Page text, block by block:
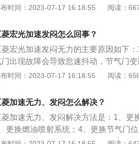
如果是带有涡轮增压器的车辆，其
大机械磨损，降低发动机动力，导致发
决办法：更换火花塞。2、进气系统问
题，如果依旧不行，只能更换节气门
有问题，例如喷油嘴雾化不好、喷油
。
时间：2023-07-17 16:18:55 阅读：
菱宏光加速发闷怎么回事？
菱宏光加速发闷无力的主要原因如下
门出现故障会导致怠速抖动，节气门
门体结合处有积碳。2、汽油的品质不
号的汽油，做个燃油系统清洗。3．火
个缸不工作，这也会导致怠速抖动。
裂痕，还需要检查下点火模块是否正常
时间：2023-07-17 16:18:55 阅读：
菱加速无力、发闷怎么解决？
菱加速无力、发闷解决方法是：1、更
更换燃油喷射系统；4、更换节气门
标号高的燃料；7、更换火花塞；8、